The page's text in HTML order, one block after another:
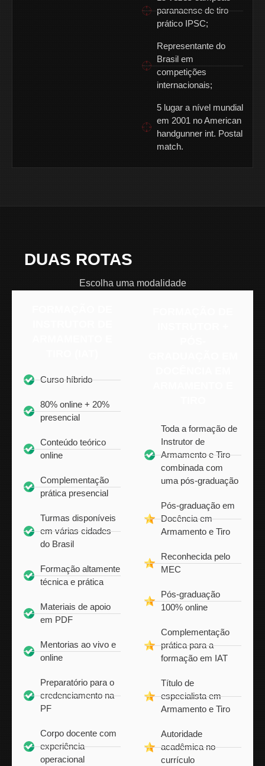
paranaense de tiro
prático IPSC;
Representante do
Brasil em
competições
internacionais;
5 lugar a nível mundial
em 2001 no American
handgunner int. Postal
match.
DUAS ROTAS
Escolha uma modalidade
Curso híbrido
80% online + 20%
presencial
Conteúdo teórico
online
Complementação
prática presencial
Turmas disponíveis
em várias cidades
do Brasil
Formação altamente
técnica e prática
Materiais de apoio
em PDF
Mentorias ao vivo e
online
Preparatório para o
credenciamento na
PF
Corpo docente com
experiência
operacional
Toda a formação de
Instrutor de
Armamento e Tiro
combinada com
uma pós-graduação
Pós-graduação em
Docência em
Armamento e Tiro
Reconhecida pelo
MEC
Pós-graduação
100% online
Complementação
prática para a
formação em IAT
Título de
especialista em
Armamento e Tiro
Autoridade
acadêmica no
currículo